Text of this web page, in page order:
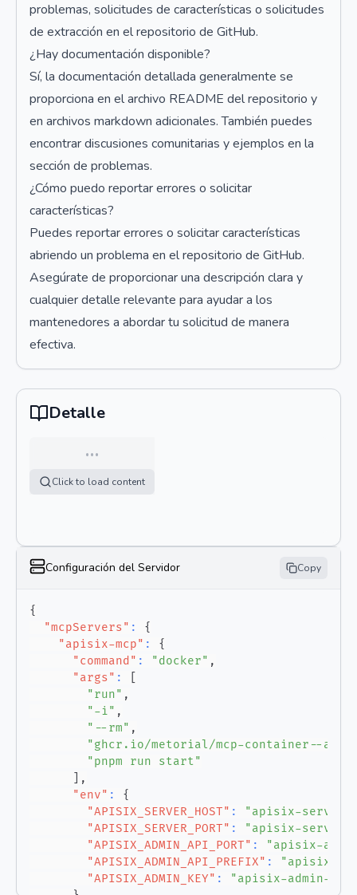
problemas, solicitudes de características o solicitudes
de extracción en el repositorio de GitHub.
¿Hay documentación disponible?
Sí, la documentación detallada generalmente se
proporciona en el archivo README del repositorio y
en archivos markdown adicionales. También puedes
encontrar discusiones comunitarias y ejemplos en la
sección de problemas.
¿Cómo puedo reportar errores o solicitar
características?
Puedes reportar errores o solicitar características
abriendo un problema en el repositorio de GitHub.
Asegúrate de proporcionar una descripción clara y
cualquier detalle relevante para ayudar a los
mantenedores a abordar tu solicitud de manera
efectiva.
Detalle
…
Click to load content
Configuración del Servidor Copy
{
"mcpServers" :
{
"apisix-mcp" :
{
"command" : "docker" ,
"args" :
"run" ,
"-i" ,
"--rm" ,
"ghcr.io/metorial/mcp-container--
"pnpm run start"
,
"env" :
{
"APISIX_SERVER_HOST" :
"apisix-server-
"APISIX_SERVER_PORT" :
"apisix-server-
"APISIX_ADMIN_API_PORT" :
"apisix-
"APISIX_ADMIN_API_PREFIX" :
"apisix-
"APISIX_ADMIN_KEY" :
"apisix-admin-